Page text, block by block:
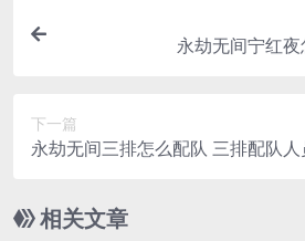
永劫无间宁红
下一篇
永劫无间三排怎么配队 三排配队
相关文章